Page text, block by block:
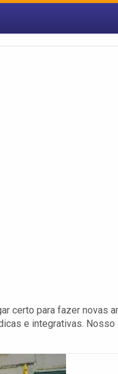
certo para fazer novas
e integrativas.